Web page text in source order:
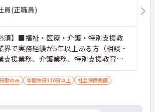
員(正職員)
須】■福祉・医療・介護・特別支援教
界で実務経験が5年以上ある方（相談・
支援業務、介護業務、特別支援教育な
■児童発達支援管理責任者研修受講者
日勤のみ 年間休日110日以上
社会保険完備